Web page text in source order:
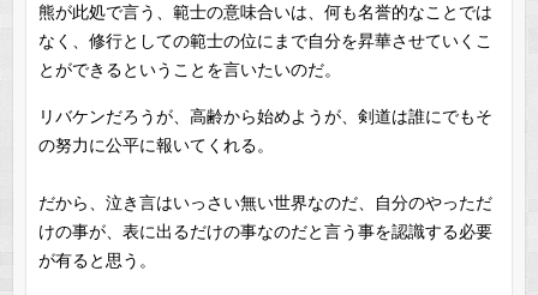
熊が此処で言う、範士の意味合いは、何も名誉的なことでは
なく、修行としての範士の位にまで自分を昇華させていくこ
とができるということを言いたいのだ。
リバケンだろうが、高齢から始めようが、剣道は誰にでもそ
の努力に公平に報いてくれる。
だから、泣き言はいっさい無い世界なのだ、自分のやっただ
けの事が、表に出るだけの事なのだと言う事を認識する必要
が有ると思う。